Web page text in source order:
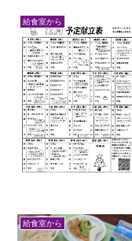
給食室から
給食室から